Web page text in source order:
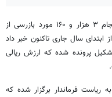
از انجام ۳ هزار و ۱۶۰ مورد بازرسی از
سال جاری تاکنون خبر داد
برای ۵۰۵ متخلف تشکیل پرونده شده که ارزش ریالی
تنظیم بازار به ریاست فرماندار برگزار شده که